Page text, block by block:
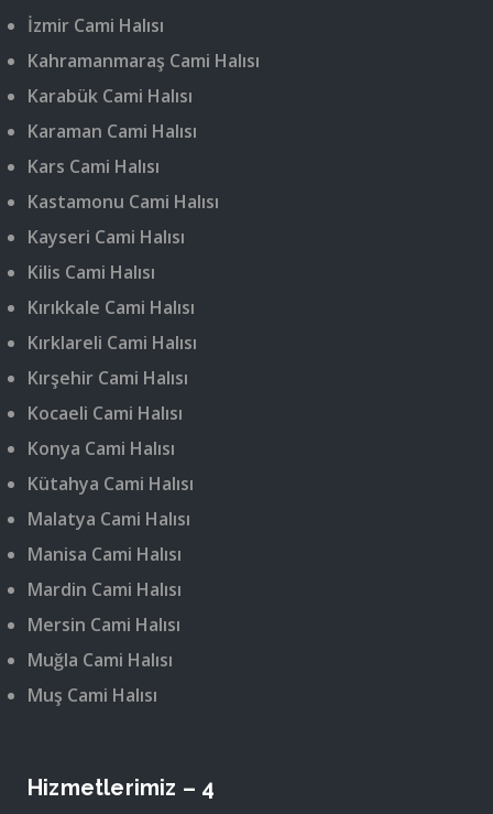
İzmir Cami Halısı
Kahramanmaraş Cami Halısı
Karabük Cami Halısı
Karaman Cami Halısı
Kars Cami Halısı
Kastamonu Cami Halısı
Kayseri Cami Halısı
Kilis Cami Halısı
Kırıkkale Cami Halısı
Kırklareli Cami Halısı
Kırşehir Cami Halısı
Kocaeli Cami Halısı
Konya Cami Halısı
Kütahya Cami Halısı
Malatya Cami Halısı
Manisa Cami Halısı
Mardin Cami Halısı
Mersin Cami Halısı
Muğla Cami Halısı
Muş Cami Halısı
Hizmetlerimiz – 4